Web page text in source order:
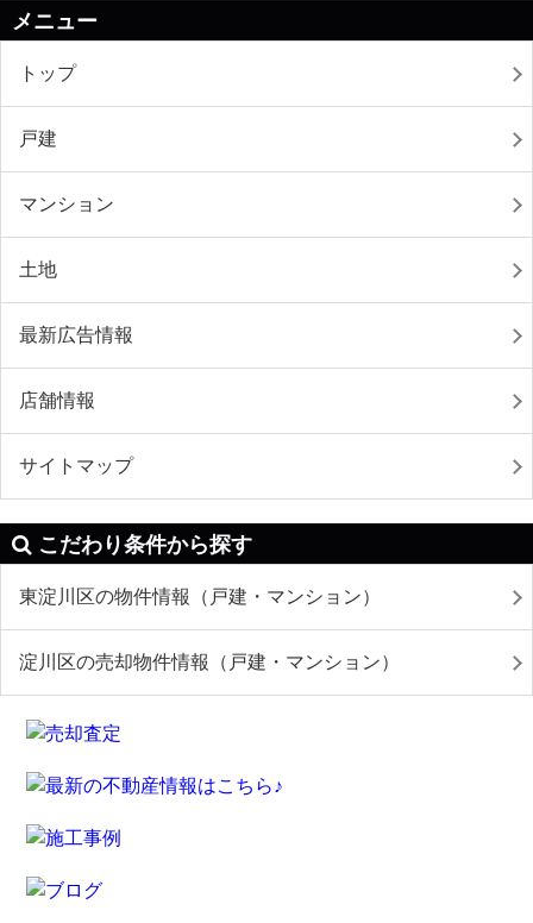
メニュー
トップ
戸建
マンション
土地
最新広告情報
店舗情報
サイトマップ
こだわり条件から探す
東淀川区の物件情報（戸建・マンション）
淀川区の売却物件情報（戸建・マンション）